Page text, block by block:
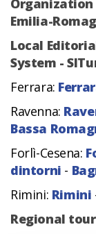
Emilia-
Local
System -
Ferrara:
Ravenna:
Bassa
Forlì-Cesena:
dintorni -
Rimini: Rimini
Regional